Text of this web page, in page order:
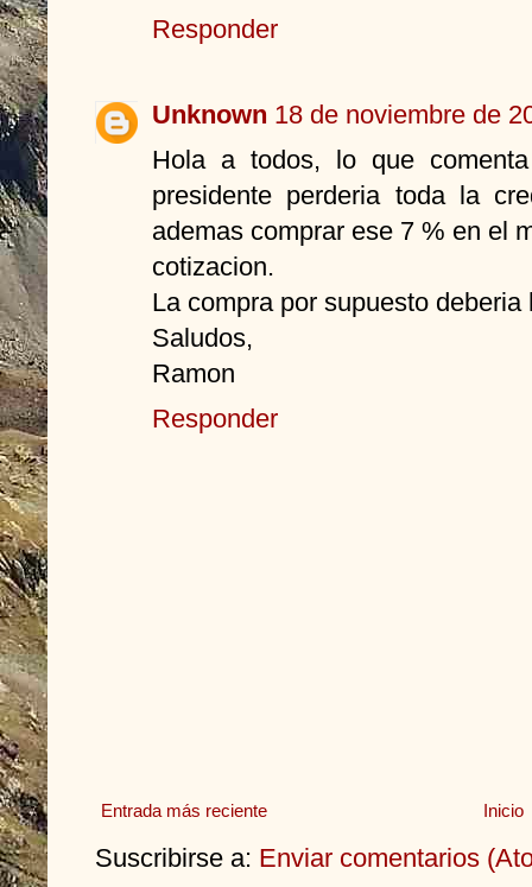
Responder
Unknown 18 de noviembre de
Hola a todos, lo que
presidente perderia toda la
ademas comprar ese 7 % en el
cotizacion.
La compra por supuesto deberia
Saludos,
Ramon
Responder
Entrada más reciente Inicio
Suscribirse a: Enviar comentarios